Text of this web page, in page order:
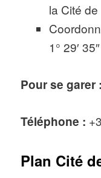
la Cité de
1° 29′
Pour se garer :
Téléphone :
Plan Cité